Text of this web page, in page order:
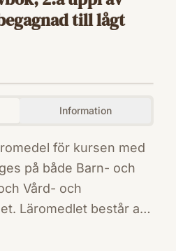
till lågt
Information
för kursen med
på både Barn- och
Vård- och
Läromedlet består av
lärarhandledning